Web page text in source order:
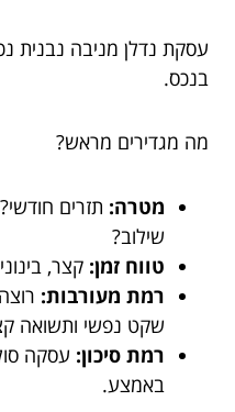
עסקת נדלן מניבה נבנית
בנכס.
מה מגדירים מראש?
מטרה: תזרים
שילוב?
טווח זמן: קצר,
רמת מעורבות:
שקט נפשי ותשואה
רמת סיכון: עסקה
באמצע.